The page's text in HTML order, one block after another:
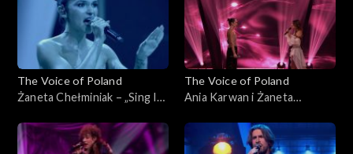
29 listopada 2025
The Voice of Poland
Żaneta Chełminiak – „Sing It
Finał, 29 listopada 2025
The Voice of Poland
Ania Karwan i Żaneta
with Somebody”, „The Voice
of Poland”, Finał, 29